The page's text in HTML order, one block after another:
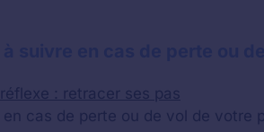
: retracer ses pas
cas de perte ou de vol de votre